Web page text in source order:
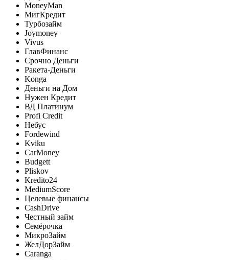
MoneyMan
МигКредит
Турбозайм
Joymoney
Vivus
ГлавФинанс
Срочно Деньги
Ракета-Деньги
Konga
Деньги на Дом
Нужен Кредит
ВД Платинум
Profi Credit
Небус
Fordewind
Kviku
CarMoney
Budgett
Pliskov
Kredito24
MediumScore
Целевые финансы
CashDrive
Честный займ
Семёрочка
МикроЗайм
ЖелДорЗайм
Caranga